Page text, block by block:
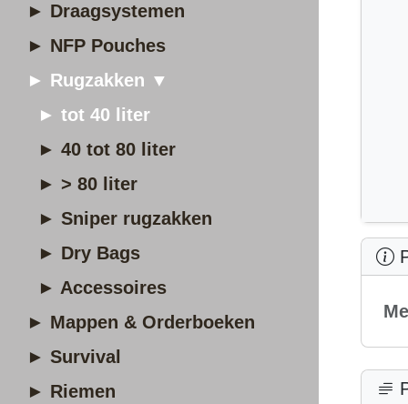
► Draagsystemen
► NFP Pouches
► Rugzakken ▼
► tot 40 liter
► 40 tot 80 liter
► > 80 liter
► Sniper rugzakken
► Dry Bags
► Accessoires
► Mappen & Orderboeken
► Survival
► Riemen